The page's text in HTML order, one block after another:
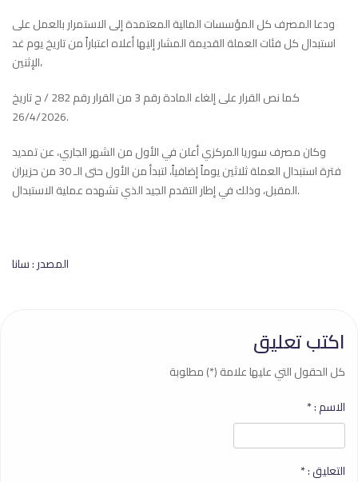
ودعا المصرف كل المؤسسات المالية المعتمدة إلى الاستمرار بالعمل على
استبدال كل فئات العملة القديمة المشار إليها أعلاه اعتباراً من تاريخ يوم غد
الإثنين،
كما نص القرار على إلغاء المادة رقم 3 من القرار رقم 282 / ح تاريخ
26/4/2026.
وكان مصرف سوريا المركزي أعلن في الأول من الشهر الجاري، عن تمديد
فترة استبدال العملة ثلاثين يوماً إضافياً، لتبدأ من الأول حتى الـ 30 من حزيران
المقبل، وذلك في إطار التقدم الجيد الذي تشهده عملية الاستبدال.
المصدر : سانا
اكتب تعليق
كل الحقول التي عليها علامة (*) مطلوبة
الاسم :*
التعليق :*